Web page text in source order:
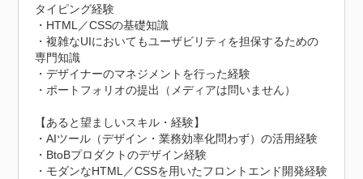
タイピング経験
・HTML／CSSの基礎知識
・複雑なUIにおいてもユーザビリティを担保するための
専門知識
・デザイナーのマネジメントを行った経験
・ポートフォリオの提出（メディアは問いません）
【あると望ましいスキル・経験】
・AIツール（デザイン・業務効率化問わず）の活用経験
・BtoBプロダクトのデザイン経験
・モダンなHTML／CSSを用いたフロントエンド開発経験